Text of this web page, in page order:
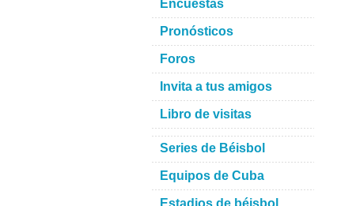
Encuestas
Pronósticos
Foros
Invita a tus amigos
Libro de visitas
Series de Béisbol
Equipos de Cuba
Estadios de béisbol